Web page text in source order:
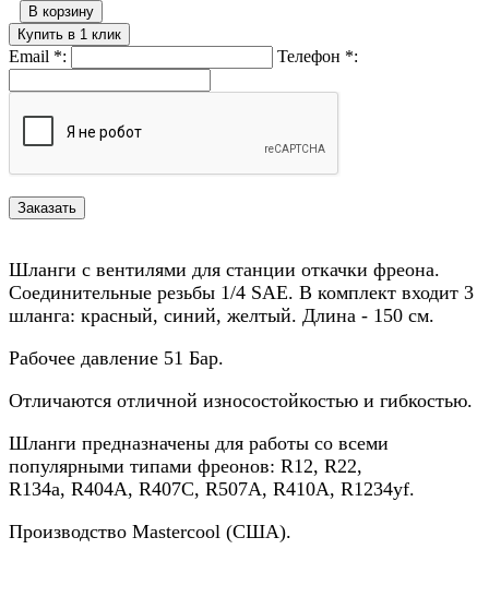
В корзину
Купить в 1 клик
Email *: Телефон *:
Шланги с вентилями для станции откачки фреона.
Соединительные резьбы 1/4 SAE. В комплект входит 3
шланга: красный, синий, желтый. Длина - 150 cм.
Рабочее давление 51 Бар.
Отличаются отличной износостойкостью и гибкостью.
Шланги предназначены для работы со всеми
популярными типами фреонов: R12, R22,
R134a, R404A, R407C, R507A, R410A, R1234yf.
Производство Mastercool (США).